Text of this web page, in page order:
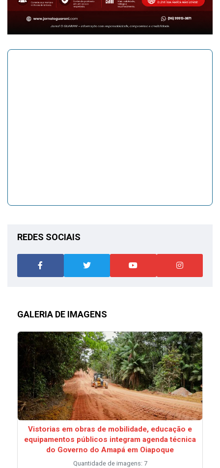
REDES SOCIAIS
GALERIA DE IMAGENS
Vistorias em obras de mobilidade, educação e
equipamentos públicos integram agenda técnica
do Governo do Amapá em Oiapoque
Quantidade de imagens: 7